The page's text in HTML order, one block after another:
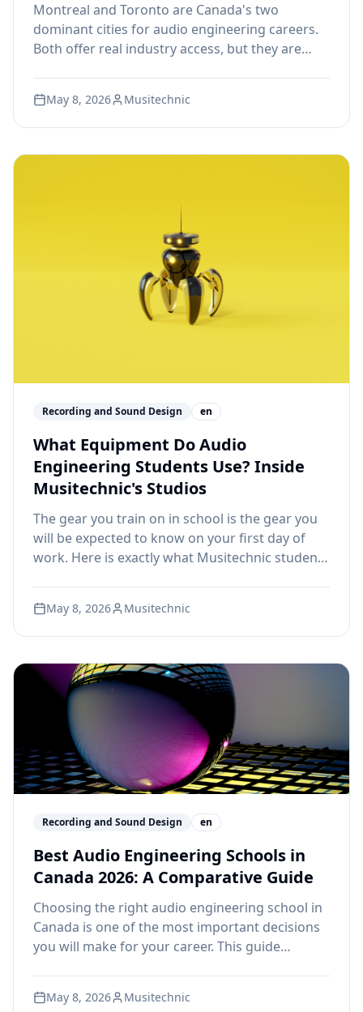
Montreal and Toronto are Canada's two
dominant cities for audio engineering careers.
Both offer real industry access, but they are
audio professionals.
May 8, 2026 Musitechnic
Recording and Sound Design en
What Equipment Do Audio
Engineering Students Use? Inside
Musitechnic's Studios
The gear you train on in school is the gear you
will be expected to know on your first day of
work. Here is exactly what Musitechnic students
May 8, 2026 Musitechnic
Recording and Sound Design en
Best Audio Engineering Schools in
Canada 2026: A Comparative Guide
Choosing the right audio engineering school in
Canada is one of the most important decisions
you will make for your career. This guide
May 8, 2026 Musitechnic